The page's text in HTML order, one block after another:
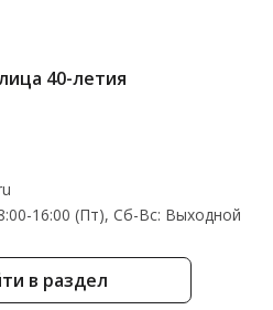
в раздел
40-летия
16:00 (Пт), Cб-Вс: Выходной